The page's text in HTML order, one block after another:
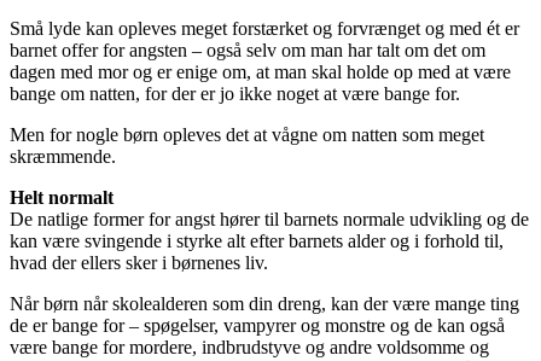
Små lyde kan opleves meget forstærket og forvrænget og med ét er
barnet offer for angsten – også selv om man har talt om det om
dagen med mor og er enige om, at man skal holde op med at være
bange om natten, for der er jo ikke noget at være bange for.
Men for nogle børn opleves det at vågne om natten som meget
skræmmende.
Helt normalt
De natlige former for angst hører til barnets normale udvikling og de
kan være svingende i styrke alt efter barnets alder og i forhold til,
hvad der ellers sker i børnenes liv.
Når børn når skolealderen som din dreng, kan der være mange ting
de er bange for – spøgelser, vampyrer og monstre og de kan også
være bange for mordere, indbrudstyve og andre voldsomme og